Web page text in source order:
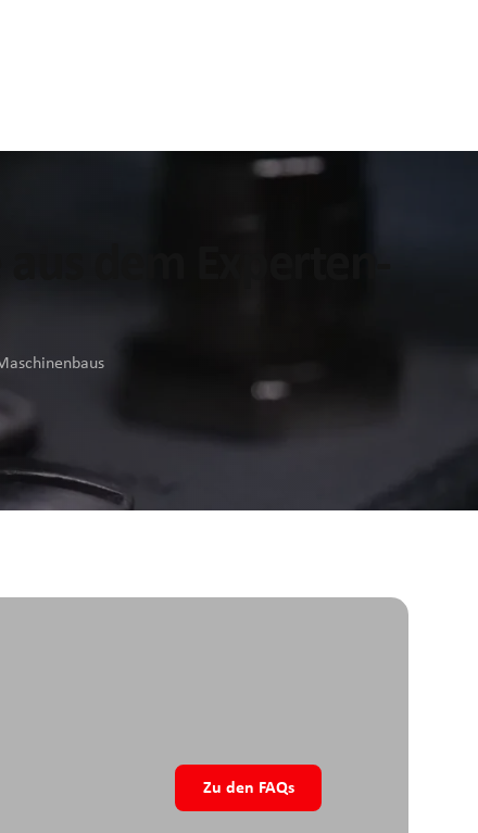
Zu den FAQs